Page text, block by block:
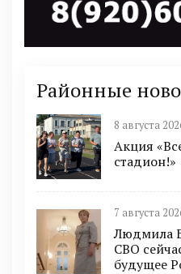
Районные
8 августа
Акция
стадион!»
7 августа
Людмила
СВО
будущее